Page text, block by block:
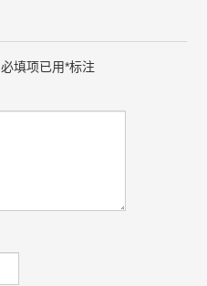
必填项已用*标注